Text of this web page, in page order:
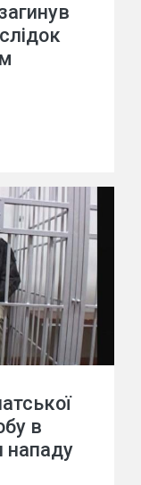
в
нападу